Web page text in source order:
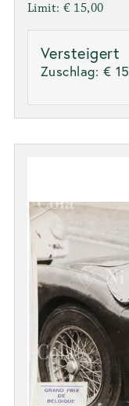
Limit: € 15,00
Versteigert
Zuschlag: €